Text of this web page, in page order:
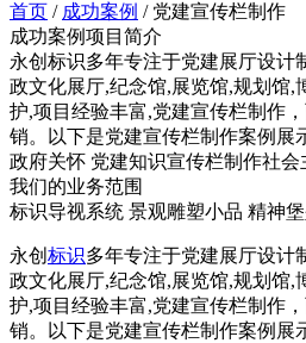
首页 / 成功案例 /党建宣传栏制作
成功案例项目简介
永创标识多年专注于党建展厅设计
政文化展厅,纪念馆,展览馆,规划馆,
护,项目经验丰富,党建宣传栏制作
销。以下是党建宣传栏制作案例展
政府关怀 党建知识宣传栏制作社
我们的业务范围
标识导视系统 景观雕塑小品 精神
永创 标识多年专注于党建展厅设计
政文化展厅,纪念馆,展览馆,规划馆,
护,项目经验丰富,党建宣传栏制作
销。以下是党建宣传栏制作案例展